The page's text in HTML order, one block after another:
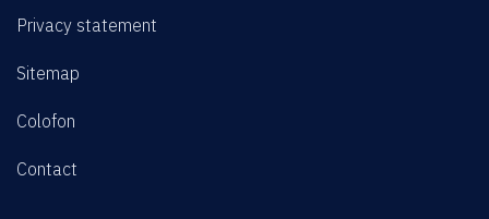
Privacy statement
Sitemap
Colofon
Contact